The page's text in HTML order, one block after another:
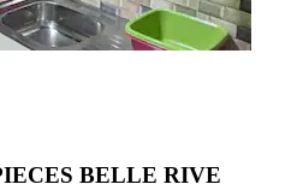
BELLE RIVE